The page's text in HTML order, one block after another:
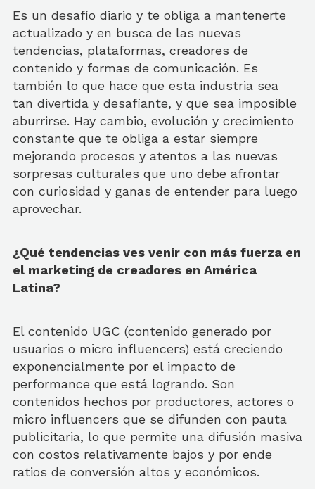
Es un desafío diario y te obliga a mantenerte
actualizado y en busca de las nuevas
tendencias, plataformas, creadores de
contenido y formas de comunicación. Es
también lo que hace que esta industria sea
tan divertida y desafiante, y que sea imposible
aburrirse. Hay cambio, evolución y crecimiento
constante que te obliga a estar siempre
mejorando procesos y atentos a las nuevas
sorpresas culturales que uno debe afrontar
con curiosidad y ganas de entender para luego
aprovechar.
¿Qué tendencias ves venir con más fuerza en
el marketing de creadores en América
Latina?
El contenido UGC (contenido generado por
usuarios o micro influencers) está creciendo
exponencialmente por el impacto de
performance que está logrando. Son
contenidos hechos por productores, actores o
micro influencers que se difunden con pauta
publicitaria, lo que permite una difusión masiva
con costos relativamente bajos y por ende
ratios de conversión altos y económicos.